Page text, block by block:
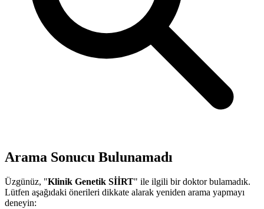
Arama Sonucu Bulunamadı
Üzgünüz, "Klinik Genetik SİİRT" ile ilgili bir doktor bulamadık.
Lütfen aşağıdaki önerileri dikkate alarak yeniden arama yapmayı
deneyin: